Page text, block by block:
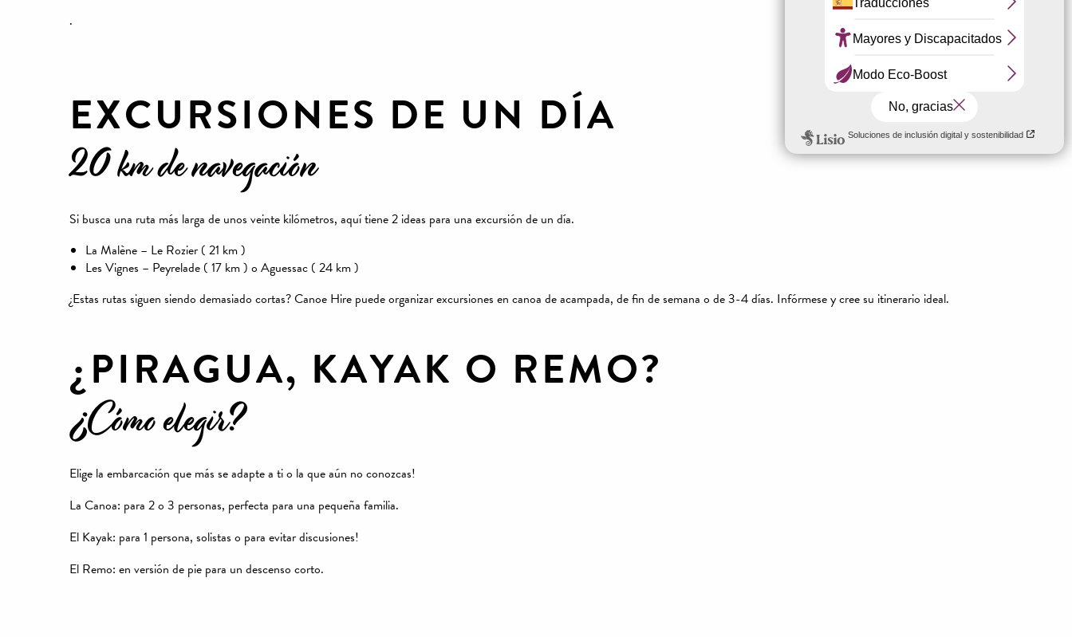
.
EXCURSIONES DE UN DÍA
20 km de navegación
Si busca una ruta más larga de unos veinte kilómetros, aquí tiene 2 ideas para una excursión de un día.
La Malène – Le Rozier ( 21 km )
Les Vignes – Peyrelade ( 17 km ) o Aguessac ( 24 km )
¿Estas rutas siguen siendo demasiado cortas? Canoe Hire puede organizar excursiones en canoa de acampada, de fin de semana o de 3-4 días. Infórmese y cree su itinerario ideal.
¿PIRAGUA, KAYAK O REMO?
¿Cómo elegir?
Elige la embarcación que más se adapte a ti o la que aún no conozcas!
La Canoa: para 2 o 3 personas, perfecta para una pequeña familia.
El Kayak: para 1 persona, solistas o para evitar discusiones!
El Remo: en versión de pie para un descenso corto.